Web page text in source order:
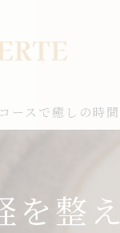
ースで癒しの時間
を整